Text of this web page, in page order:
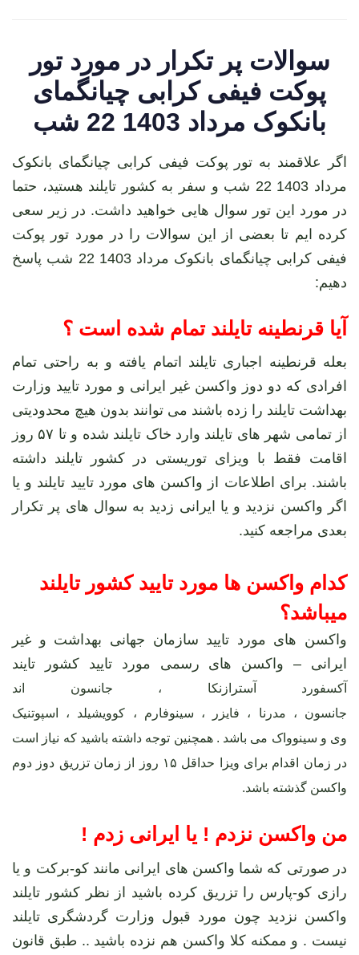
سوالات پر تکرار در مورد تور
پوکت فیفی کرابی چیانگمای
بانکوک مرداد 1403 22 شب
اگر علاقمند به تور پوکت فیفی کرابی چیانگمای بانکوک
مرداد 1403 22 شب و سفر به کشور تایلند هستید، حتما
در مورد این تور سوال هایی خواهید داشت. در زیر سعی
کرده ایم تا بعضی از این سوالات را در مورد تور پوکت
فیفی کرابی چیانگمای بانکوک مرداد 1403 22 شب پاسخ
دهیم:
آیا قرنطینه تایلند تمام شده است ؟
بعله قرنطینه اجباری تایلند اتمام یافته و به راحتی تمام
افرادی که دو دوز واکسن غیر ایرانی و مورد تایید وزارت
بهداشت تایلند را زده باشند می توانند بدون هیچ محدودیتی
از تمامی شهر های تایلند وارد خاک تایلند شده و تا ۵۷ روز
اقامت فقط با ویزای توریستی در کشور تایلند داشته
باشند. برای اطلاعات از واکسن های مورد تایید تایلند و یا
اگر واکسن نزدید و یا ایرانی زدید به سوال های پر تکرار
بعدی مراجعه کنید.
کدام واکسن ها مورد تایید کشور تایلند
میباشد؟
واکسن های مورد تایید سازمان جهانی بهداشت و غیر
ایرانی – واکسن های رسمی مورد تایید کشور تایند
آکسفورد آسترازنکا ، جانسون اند
جانسون ، مدرنا ، فایزر ، سینوفارم ، کوویشیلد ،
اسپوتنیک
وی و سینوواک می باشد . همچنین توجه داشته باشید که نیاز است
در زمان اقدام برای ویزا حداقل ۱۵ روز از زمان تزریق دوز دوم
واکسن گذشته باشد.
من واکسن نزدم ! یا ایرانی زدم !
در صورتی که شما واکسن های ایرانی مانند کو-برکت و یا
رازی کو-پارس را تزریق کرده باشید از نظر کشور تایلند
واکسن نزدید چون مورد قبول وزارت گردشگری تایلند
نیست . و ممکنه کلا واکسن هم نزده باشید .. طبق قانون